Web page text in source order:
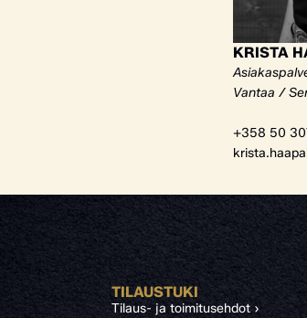
KRISTA
Vantaa /
+358 50
TILAUSTUKI
Tilaus- ja toimitusehdot ›